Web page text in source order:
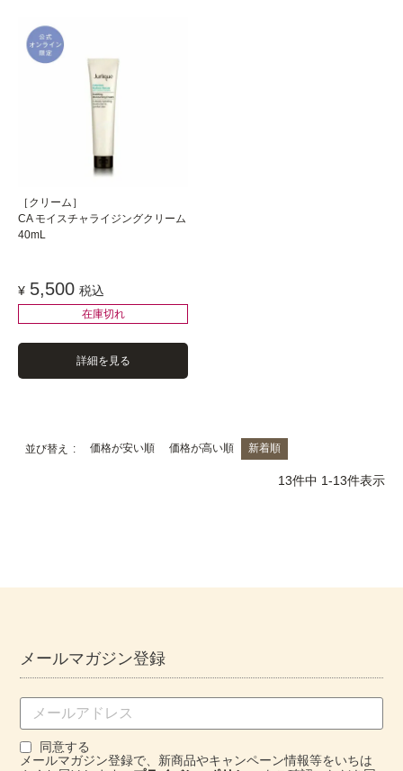
［クリーム］
CA モイスチャライジングクリーム
40mL
¥ 5,500 税込
在庫切れ
詳細を見る
並び替え 価格が安い順 価格が高い順 新着順
13件中 1-13件表示
メールマガジン登録
同意する
メールマガジン登録で、新商品やキャンペーン情報等をいちは